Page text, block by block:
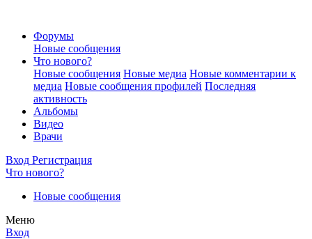
Форумы
Новые сообщения
Что нового?
Новые сообщения Новые медиа Новые комментарии к
медиа Новые сообщения профилей Последняя
активность
Альбомы
Видео
Врачи
Вход Регистрация
Что нового?
Новые сообщения
Меню
Вход